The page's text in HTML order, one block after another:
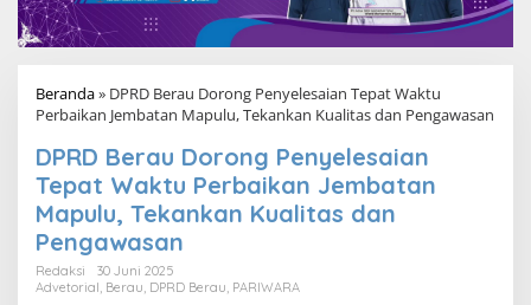
Beranda» DPRD Berau Dorong Penyelesaian Tepat Waktu
Perbaikan Jembatan Mapulu, Tekankan Kualitas dan Pengawasan
DPRD Berau Dorong Penyelesaian
Tepat Waktu Perbaikan Jembatan
Mapulu, Tekankan Kualitas dan
Pengawasan
Redaksi
30 Juni 2025
Advetorial Berau DPRD Berau PARIWARA